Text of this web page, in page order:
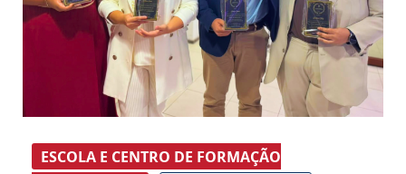
ESCOLA E CENTRO DE FORMAÇÃO